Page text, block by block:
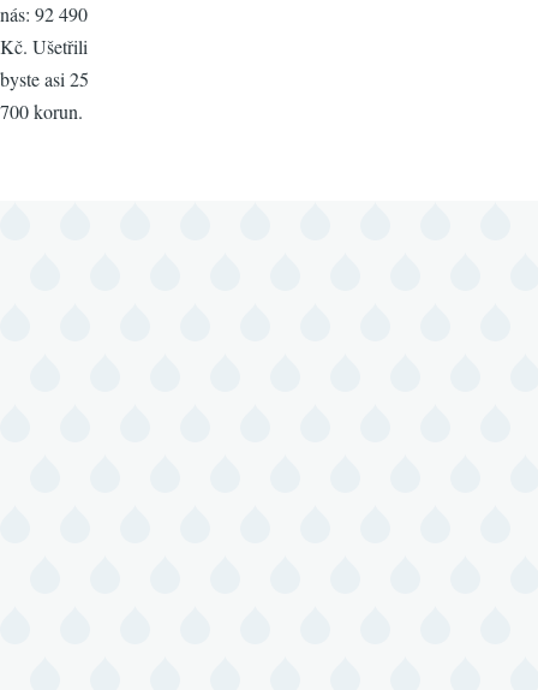
nás: 92 490
Kč. Ušetřili
byste asi 25
700 korun.